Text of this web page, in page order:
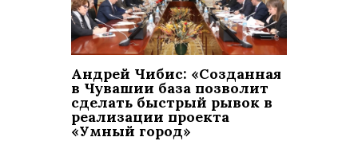
Андрей Чибис: «Созданная
в Чувашии база позволит
сделать быстрый рывок в
реализации проекта
«Умный город»